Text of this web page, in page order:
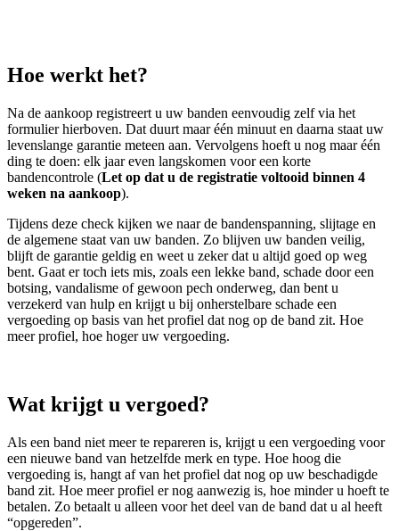
Hoe werkt het?
Na de aankoop registreert u uw banden eenvoudig zelf via het
formulier hierboven. Dat duurt maar één minuut en daarna staat uw
levenslange garantie meteen aan. Vervolgens hoeft u nog maar één
ding te doen: elk jaar even langskomen voor een korte
bandencontrole (Let op dat u de registratie voltooid binnen 4
weken na aankoop).
Tijdens deze check kijken we naar de bandenspanning, slijtage en
de algemene staat van uw banden. Zo blijven uw banden veilig,
blijft de garantie geldig en weet u zeker dat u altijd goed op weg
bent. Gaat er toch iets mis, zoals een lekke band, schade door een
botsing, vandalisme of gewoon pech onderweg, dan bent u
verzekerd van hulp en krijgt u bij onherstelbare schade een
vergoeding op basis van het profiel dat nog op de band zit. Hoe
meer profiel, hoe hoger uw vergoeding.
Wat krijgt u vergoed?
Als een band niet meer te repareren is, krijgt u een vergoeding voor
een nieuwe band van hetzelfde merk en type. Hoe hoog die
vergoeding is, hangt af van het profiel dat nog op uw beschadigde
band zit. Hoe meer profiel er nog aanwezig is, hoe minder u hoeft te
betalen. Zo betaalt u alleen voor het deel van de band dat u al heeft
“opgereden”.